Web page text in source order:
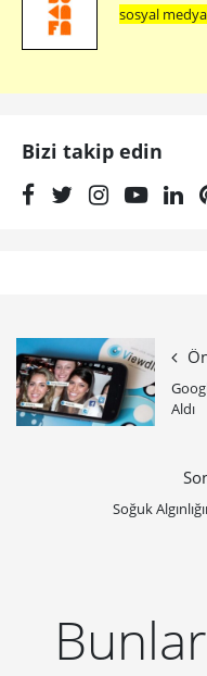
sosyal
Bizi takip edin
Aldı
Soğuk